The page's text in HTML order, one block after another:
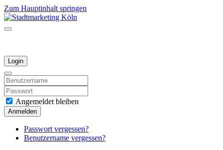
Zum Hauptinhalt springen
Login
Angemeldet bleiben
Anmelden
Passwort vergessen?
Benutzername vergessen?